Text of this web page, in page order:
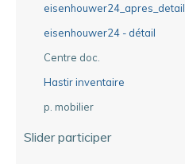
eisenhouwer24_apres_detail
eisenhouwer24 - détail
Centre doc.
Hastir inventaire
p. mobilier
Slider participer